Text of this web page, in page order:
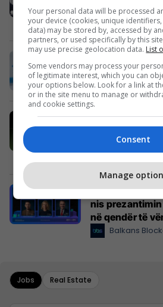
dhe Agjencisë
Hapësirës
Prishtina Mall
Shëndeti i
United Hospital
United
Në kërkim të
Përzgjedhja e
Estate
Balkans
nis
në qendër të
$10,000
Balkans
Jobs Real Estate
Your personal data will be processed
your device (cookies, unique
data) may be stored by, accessed by
partners, or used specifically by this
may use precise geolocation data. List
Some vendors may process your
of legitimate interest, which you can
your options below. Look for a link at
or in the site menu to manage or
and cookie settings.
Consent
Manage